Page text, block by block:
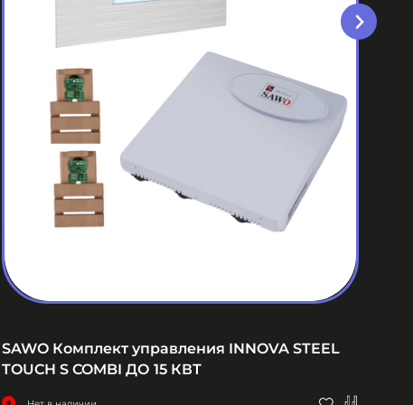
SAWO Комплект управления INNOVA STEEL
TOUCH S COMBI ДО 15 КВТ